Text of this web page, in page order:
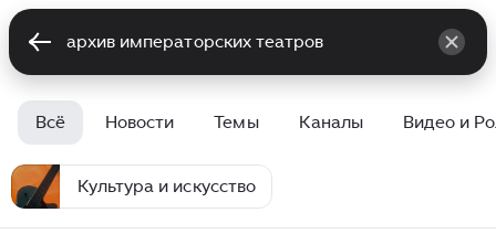
Всё Новости Темы Каналы Видео и
Культура и искусство